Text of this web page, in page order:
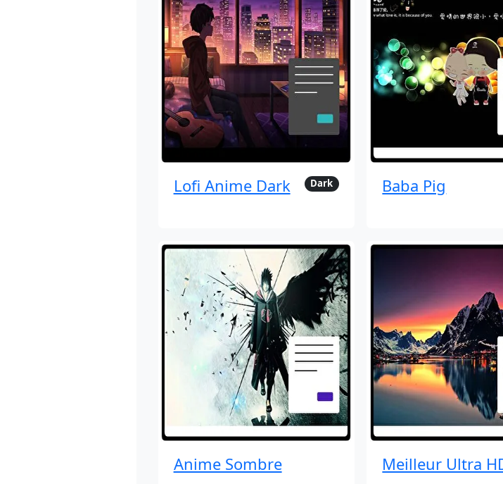
Lofi Anime Dark Dark Baba Pig
Anime Sombre Meilleur Ultra